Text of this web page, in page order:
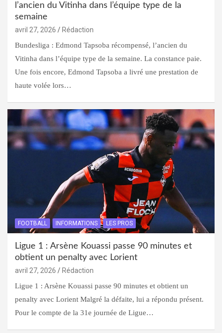
l’ancien du Vitinha dans l’équipe type de la
semaine
avril 27, 2026
Rédaction
Bundesliga : Edmond Tapsoba récompensé, l’ancien du
Vitinha dans l’équipe type de la semaine. La constance paie.
Une fois encore, Edmond Tapsoba a livré une prestation de
haute volée lors…
FOOTBALL INFORMATIONS LES PROS
Ligue 1 : Arsène Kouassi passe 90 minutes et
obtient un penalty avec Lorient
avril 27, 2026
Rédaction
Ligue 1 : Arsène Kouassi passe 90 minutes et obtient un
penalty avec Lorient Malgré la défaite, lui a répondu présent.
Pour le compte de la 31e journée de Ligue…